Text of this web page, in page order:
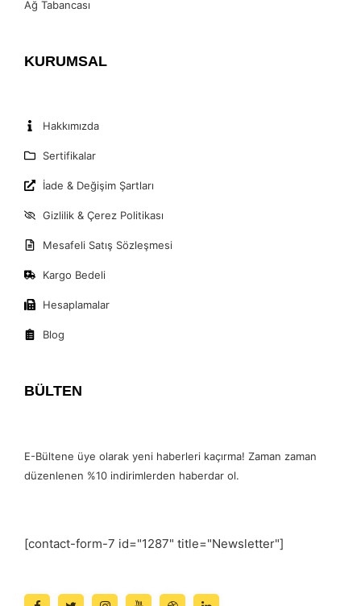
Ağ Tabancası
KURUMSAL
Hakkımızda
Sertifikalar
İade & Değişim Şartları
Gizlilik & Çerez Politikası
Mesafeli Satış Sözleşmesi
Kargo Bedeli
Hesaplamalar
Blog
BÜLTEN
E-Bültene üye olarak yeni haberleri kaçırma! Zaman zaman
düzenlenen %10 indirimlerden haberdar ol.
[contact-form-7 id="1287" title="Newsletter"]